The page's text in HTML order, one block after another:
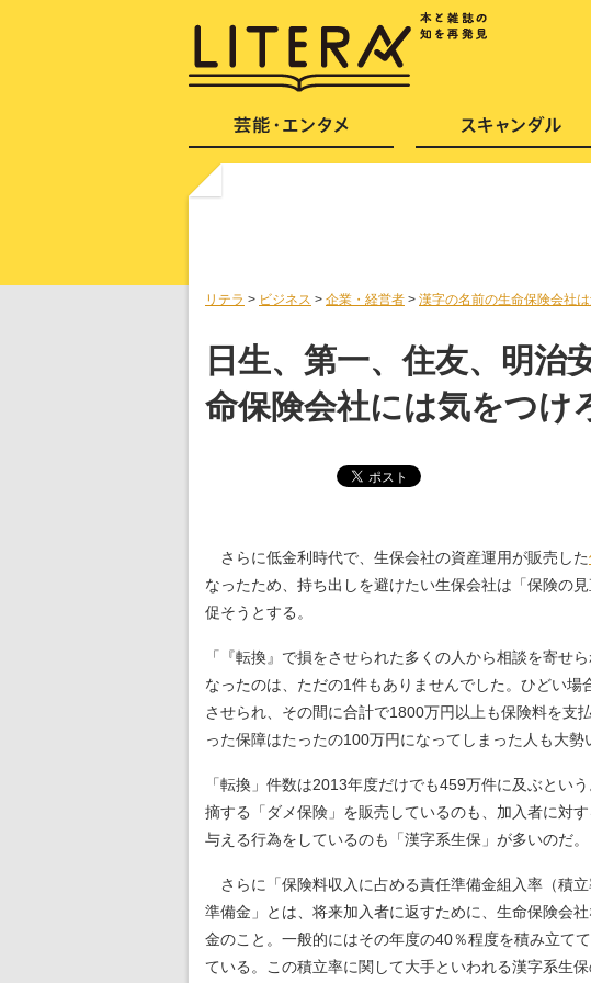
リテラ > ビジネス > 企業・経営者 > 漢字の名前の生命保険会社
日生、第一、住友、明
命保険会社には気をつけ
さらに低金利時代で、生保会社の資産運用が販売した
なったため、持ち出しを避けたい生保会社は「保険の
促そうとする。
「『転換』で損をさせられた多くの人から相談を寄せ
なったのは、ただの1件もありませんでした。ひどい
させられ、その間に合計で1800万円以上も保険料を支
った保障はたったの100万円になってしまった人も大勢
「転換」件数は2013年度だけでも459万件に及ぶとい
摘する「ダメ保険」を販売しているのも、加入者に対す
与える行為をしているのも「漢字系生保」が多いのだ。
さらに「保険料収入に占める責任準備金組入率（積
準備金」とは、将来加入者に返すために、生命保険会
金のこと。一般的にはその年度の40％程度を積み立て
ている。この積立率に関して大手といわれる漢字系生